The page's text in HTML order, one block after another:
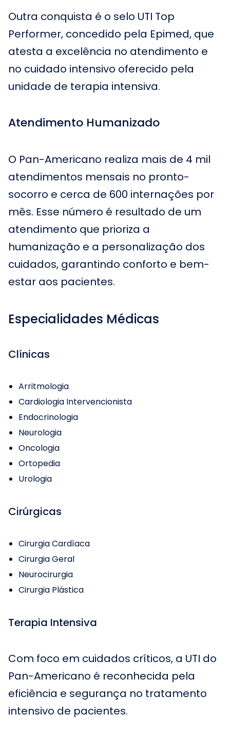
Outra conquista é o selo UTI Top
Performer, concedido pela Epimed, que
atesta a excelência no atendimento e
no cuidado intensivo oferecido pela
unidade de terapia intensiva.
Atendimento Humanizado
O Pan-Americano realiza mais de 4 mil
atendimentos mensais no pronto-
socorro e cerca de 600 internações por
mês. Esse número é resultado de um
atendimento que prioriza a
humanização e a personalização dos
cuidados, garantindo conforto e bem-
estar aos pacientes.
Especialidades Médicas
Clínicas
Arritmologia
Cardiologia Intervencionista
Endocrinologia
Neurologia
Oncologia
Ortopedia
Urologia
Cirúrgicas
Cirurgia Cardíaca
Cirurgia Geral
Neurocirurgia
Cirurgia Plástica
Terapia Intensiva
Com foco em cuidados críticos, a UTI do
Pan-Americano é reconhecida pela
eficiência e segurança no tratamento
intensivo de pacientes.